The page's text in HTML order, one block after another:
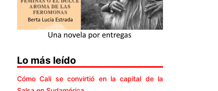
Lo más leído
Cómo Cali se convirtió en la capital de la